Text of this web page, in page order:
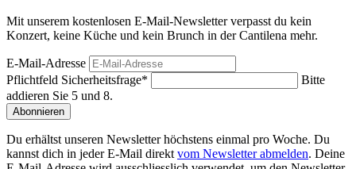
Mit unserem kostenlosen E-Mail-Newsletter verpasst du kein
Konzert, keine Küche und kein Brunch in der Cantilena mehr.
E-Mail-Adresse
Pflichtfeld Sicherheitsfrage*
Bitte
addieren Sie 5 und 8.
Abonnieren
Du erhältst unseren Newsletter höchstens einmal pro Woche. Du
kannst dich in jeder E-Mail direkt vom Newsletter abmelden. Deine